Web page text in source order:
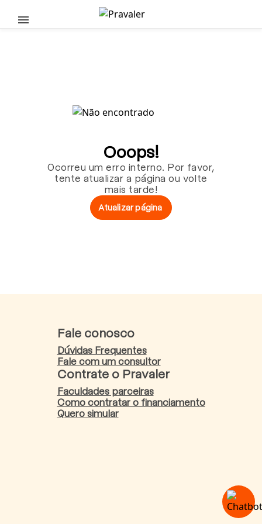
Pular para o conteúdo principal
Ooops!
Ocorreu um erro interno. Por favor,
tente atualizar a página ou volte
mais tarde!
Atualizar página
Fale conosco
Dúvidas Frequentes
Fale com um consultor
Contrate o Pravaler
Faculdades parceiras
Como contratar o financiamento
Quero simular